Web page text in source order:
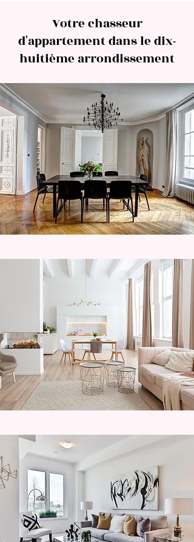
Votre chasseur
d'appartement dans le dix-
huitième arrondissement